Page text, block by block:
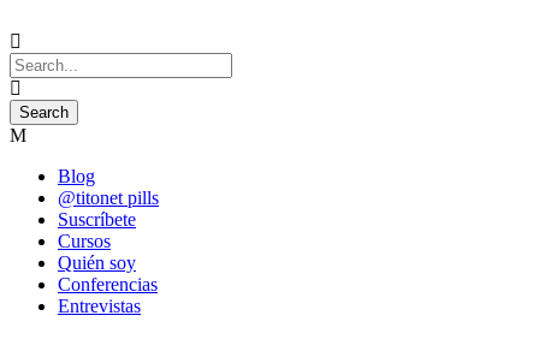
Blog
@titonet pills
Suscríbete
Cursos
Quién soy
Conferencias
Entrevistas